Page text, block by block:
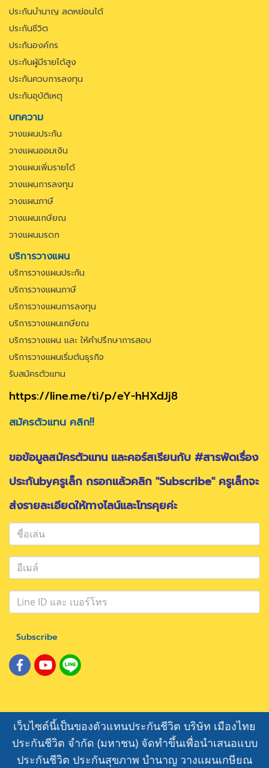
ประกันบำนาญ ลดหย่อนได้
ประกันชีวิต
ประกันองค์กร
ประกันผู้มีรายได้สูง
ประกันควบการลงทุน
ประกันอุบัติเหตุ
บทความ
วางแผนประกัน
วางแผนออมเงิน
วางแผนเพิ่มรายได้
วางแผนการลงทุน
วางแผนภาษี
วางแผนเกษียณ
วางแผนมรดก
บริการวางแผน
บริการวางแผนประกัน
บริการวางแผนภาษี
บริการวางแผนการลงทุน
บริการวางแผนเกษียณ
บริการวางแผน และ ให้คำปรึกษาการสอบ
บริการวางแผนเริ่มต้นธุรกิจ
รับสมัครตัวแทน
https://line.me/ti/p/eY-hHXdJj8
สมัครตัวแทน คลิก!!
ขอข้อมูลสมัครตัวแทน และคอร์สเรียนกับ #สารพัดเรื่อง
ประกันbyครูเล็ก กรอกแล้วคลิก "Subscribe" ครูเล็กจะ
ส่งรายละเอียดให้ทางไลน์และโทรคุยค่ะ
Subscribe
เว็บไซต์นี้เป็นของตัวแทนประกันชีวิต บริษัท เมืองไทย
ประกันชีวิต จำกัด (มหาชน) จัดทำขึ้นเพื่อนำเสนอแบบ
ประกันชีวิต ประกันสุขภาพ บำนาญ วางแผนเกษียณ